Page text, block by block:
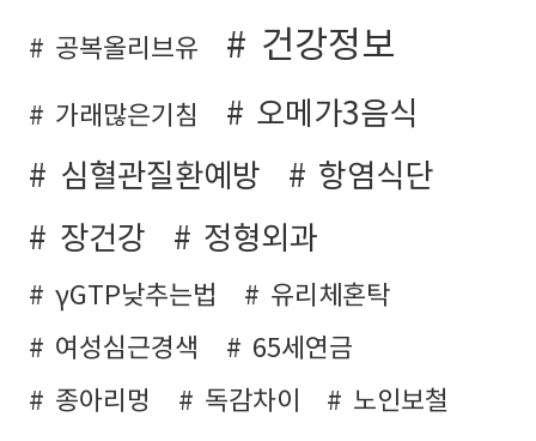
공복올리브유 건강정보
가래많은기침
오메가3음식
심혈관질환예방
항염식단
장건강
정형외과
γGTP낮추는법
유리체혼탁
여성심근경색
65세연금
종아리멍
독감차이 노인보철